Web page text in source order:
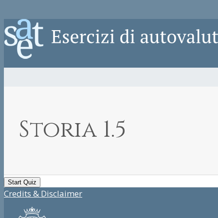
Storia 1.5
Credits & Disclaimer